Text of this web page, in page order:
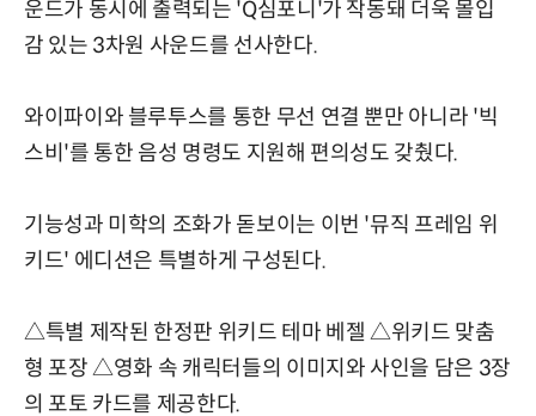
운드가 동시에 출력되는 'Q심포니'가 작동돼 더욱 몰입
감 있는 3차원 사운드를 선사한다.
와이파이와 블루투스를 통한 무선 연결 뿐만 아니라 '빅
스비'를 통한 음성 명령도 지원해 편의성도 갖췄다.
기능성과 미학의 조화가 돋보이는 이번 '뮤직 프레임 위
키드' 에디션은 특별하게 구성된다.
△특별 제작된 한정판 위키드 테마 베젤 △위키드 맞춤
형 포장 △영화 속 캐릭터들의 이미지와 사인을 담은 3장
의 포토 카드를 제공한다.